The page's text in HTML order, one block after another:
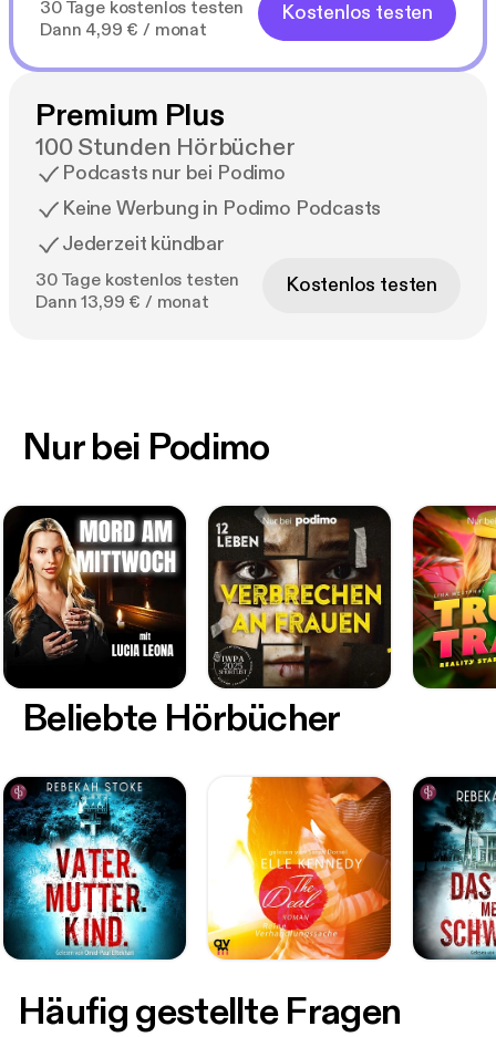
30 Tage kostenlos testen
Dann 4,99 € / monat
Kostenlos testen
Premium Plus
100 Stunden Hörbücher
Podcasts nur bei Podimo
Keine Werbung in Podimo Podcasts
Jederzeit kündbar
30 Tage kostenlos testen
Dann 13,99 € / monat
Kostenlos testen
Nur bei Podimo
Beliebte Hörbücher
Häufig gestellte Fragen